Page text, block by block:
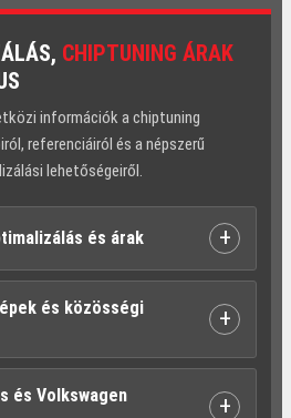
CHIPTUNING ÁRAK
információk a chiptuning
referenciáiról és a népszerű
lehetőségeiről.
és árak +
és közösségi
+
és Volkswagen
+